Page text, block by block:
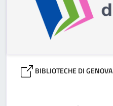
BIBLIOTECHE DI GENOVA